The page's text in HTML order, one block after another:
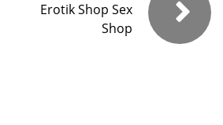
Erotik Shop Sex
Shop